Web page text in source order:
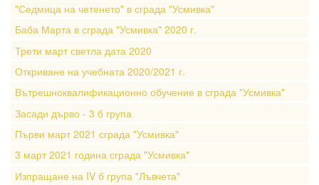
"Седмица на четенето" в сграда "Усмивка"
Баба Марта в сграда "Усмивка" 2020 г.
Трети март светла дата 2020
Откриване на учебната 2020/2021 г.
Вътрешноквалификационно обучение в сграда "Усмивка"
Засади дърво - 3 б група
Първи март 2021 сграда "Усмивка"
3 март 2021 година сграда "Усмивка"
Изпращане на IV б група "Лъвчета"